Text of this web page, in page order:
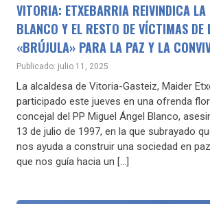
VITORIA: ETXEBARRIA REIVINDICA LA
BLANCO Y EL RESTO DE VÍCTIMAS DE
«BRÚJULA» PARA LA PAZ Y LA
Publicado: julio 11, 2025
La alcaldesa de Vitoria-Gasteiz, Maider
participado este jueves en una ofrenda
concejal del PP Miguel Ángel Blanco,
13 de julio de 1997, en la que subrayado
nos ayuda a construir una sociedad en
que nos guía hacia un […]